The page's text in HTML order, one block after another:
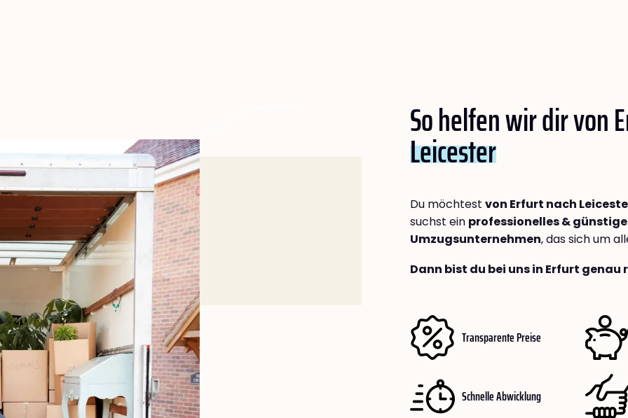
So helfen wir dir von
Leicester
Du möchtest von Erfurt nach
suchst ein professionelles &
Umzugsunternehmen, das sich um
Dann bist du bei uns in Erfurt
Transparente Preise
Schnelle Abwicklung